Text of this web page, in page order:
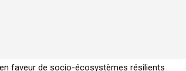
économique régénératif du vivant …